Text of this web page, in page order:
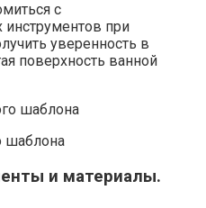
с
инструментов при
уверенность в
поверхность ванной
шаблона
и материалы.